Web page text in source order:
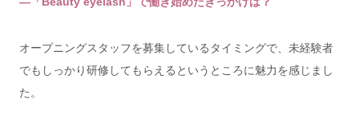
オープニングスタッフを募集しているタイミングで、未経験者
でもしっかり研修してもらえるというところに魅力を感じまし
た。